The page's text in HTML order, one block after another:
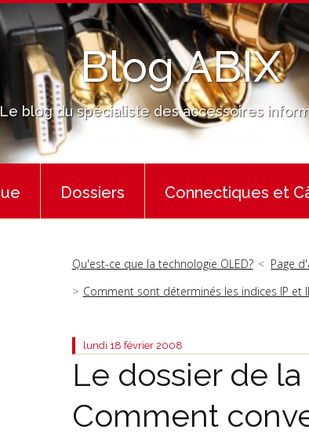
Blog ABIX
Le blog du spécialiste des accessoires
Dossiers Connectiques et
Qu'est-ce que la technologie OLED?
Page
Comment sont déterminés les indices IP et
lundi 18 février 2008
Le dossier de
Comment